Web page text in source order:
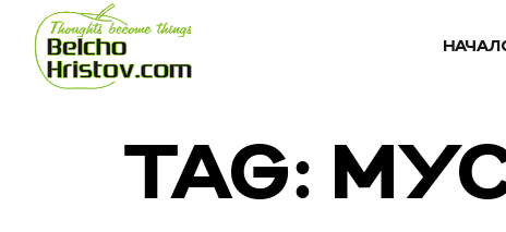
TAG: